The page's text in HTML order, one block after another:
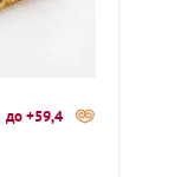
до +59,4